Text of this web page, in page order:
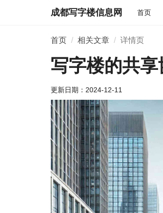
成都写字楼信息网 首页
首页 相关文章 详情页
写字楼的共
更新日期： 2024-12-11